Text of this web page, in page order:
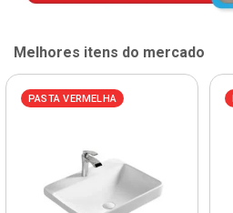
Melhores itens do mercado
PASTA VERMELHA